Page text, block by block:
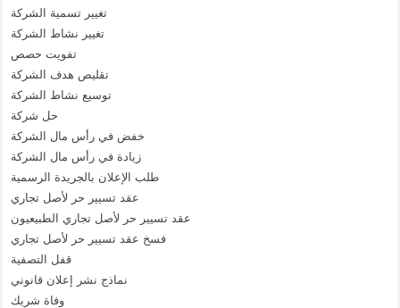
تغيير تسمية الشركة
تغيير نشاط الشركة
تفويت حصص
تقليص هدف الشركة
توسيع نشاط الشركة
حل شركة
خفض في رأس مال الشركة
زيادة في رأس مال الشركة
طلب الإعلان بالجريدة الرسمية
عقد تسيير حر لأصل تجاري
عقد تسيير حر لأصل تجاري الطبيعيون
فسخ عقد تسيير حر لأصل تجاري
قفل التصفية
نماذج نشر إعلان قانوني
وفاة شريك